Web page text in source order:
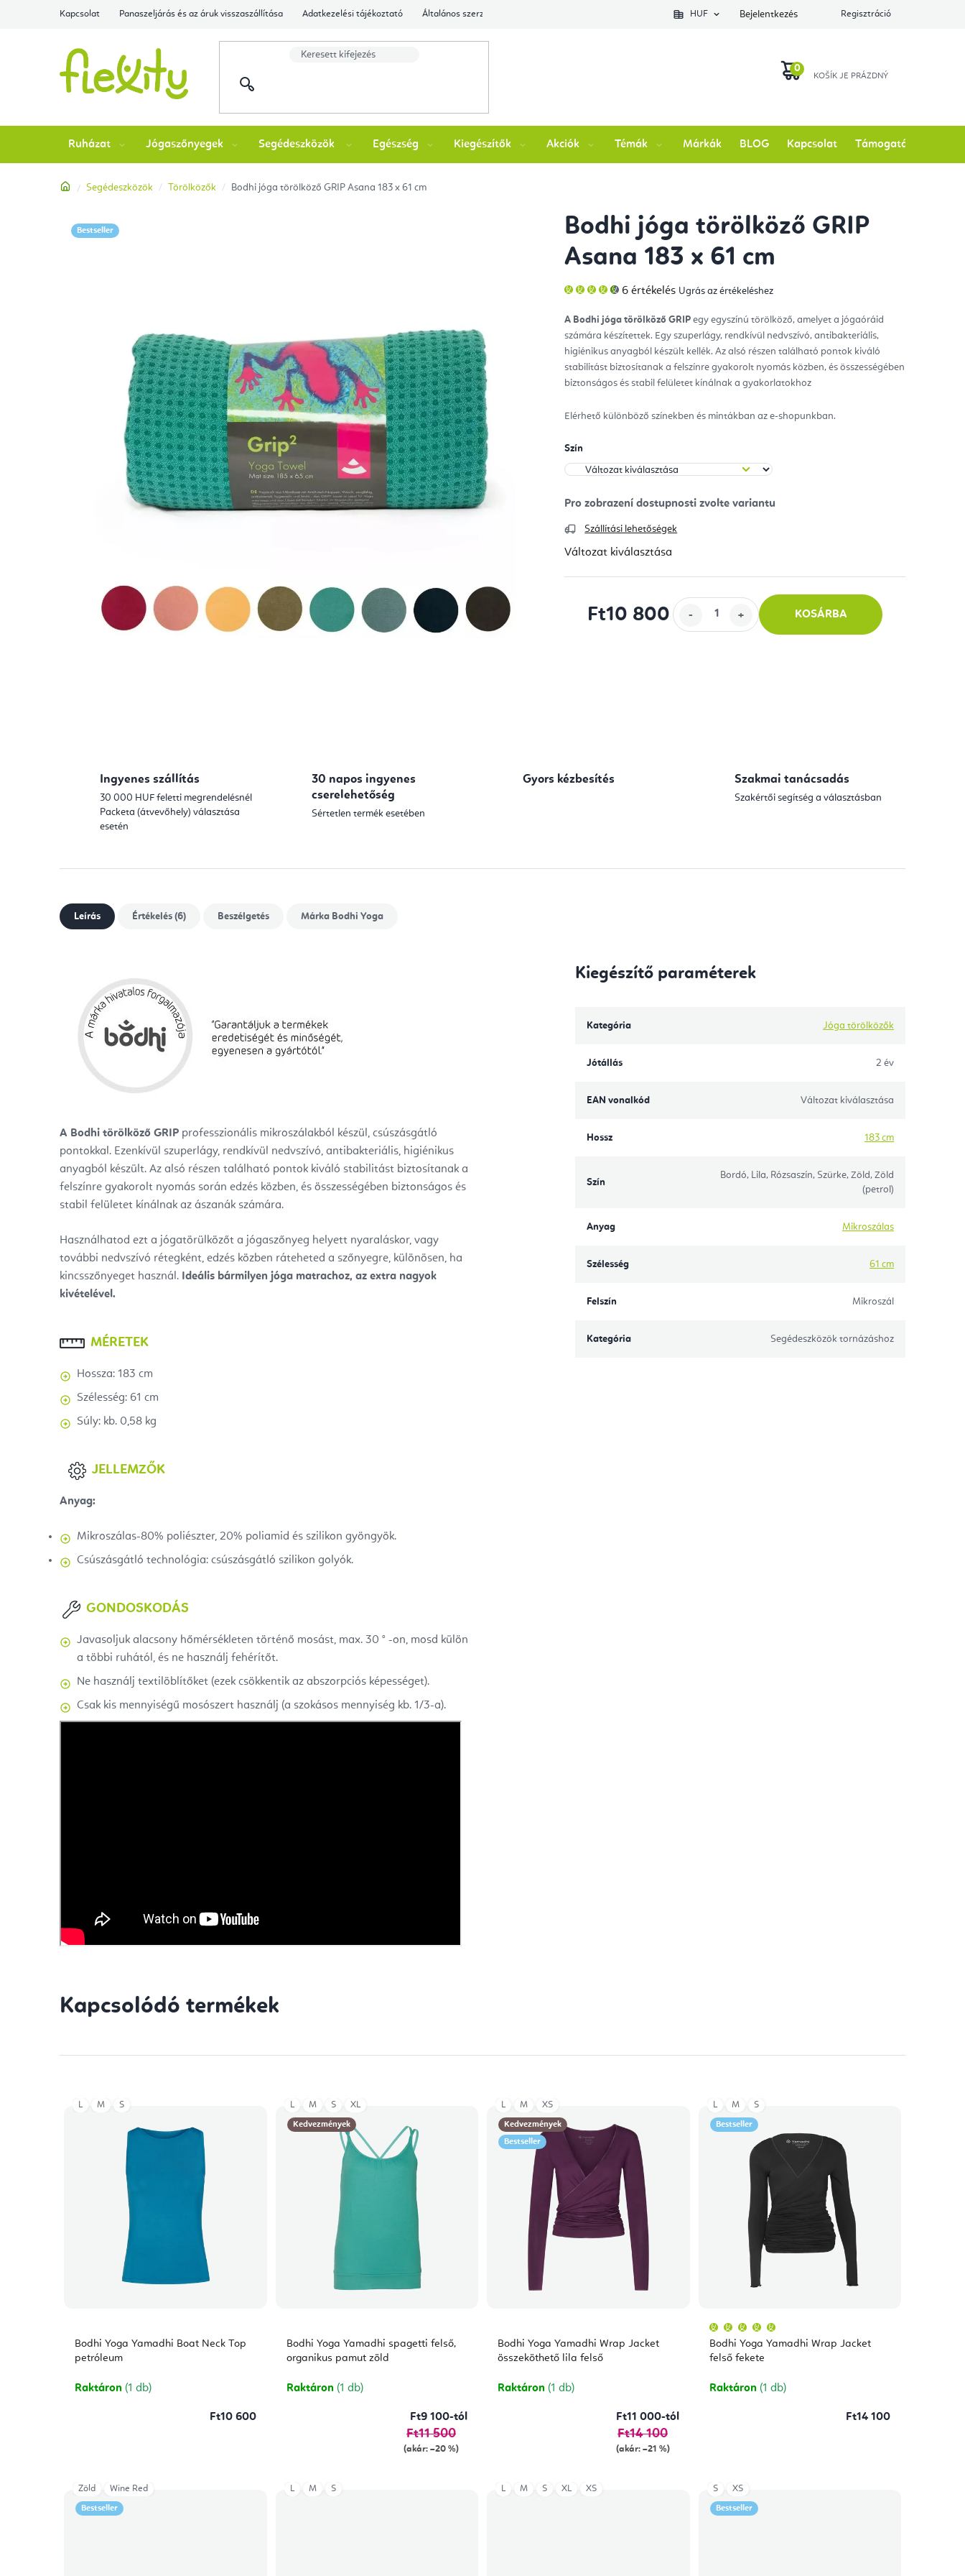
Kapcsolat Panaszeljárás és az áruk visszaszállítása Adatkezelési tájékoztató Általános szerződési feltételek Ellenőrizze a rendelés állapotátHUF Bejelentkezés Regisztráció
Ruházat Jógaszőnyegek Segédeszközök Egészség Kiegészítők Akciók Témák Márkák BLOG Kapcsolat Támogatás
Kezdőlap
Segédeszközök Törölközők Bodhi jóga törölköző GRIP Asana 183 x 61 cm
Bodhi jóga törölköző GRIP
Asana 183 x 61 cm
A
termék
5-
ből
4,8
csillag.
6 értékelés Ugrás az értékeléshez
A Bodhi jóga törölköző GRIP egy egyszínú törölköző, amelyet a jógaóráid
számára készítettek. Egy szuperlágy, rendkívül nedvszívó, antibakteriális,
higiénikus anyagból készült kellék. Az alsó részen található pontok kiváló
stabilitást biztosítanak a felszínre gyakorolt nyomás közben, és összességében
biztonságos és stabil felületet kínálnak a gyakorlatokhoz
Elérhető különböző színekben és mintákban az e-shopunkban.
Szín
Szállítási lehetőségek
Változat kiválasztása
Ft10 800 KOSÁRBA
Bestseller
Ingyenes szállítás
30 000 HUF feletti megrendelésnél
Packeta (átvevőhely) választása
esetén
30 napos ingyenes
cserelehetőség
Sértetlen termék esetében
Gyors kézbesítés Szakmai tanácsadás
Szakértői segítség a választásban
Leírás Értékelés (6) Beszélgetés Márka Bodhi Yoga
A Bodhi törölköző GRIP professzionális mikroszálakból készül, csúszásgátló
pontokkal. Ezenkívül szuperlágy, rendkívül nedvszívó, antibakteriális, higiénikus
anyagból készült. Az alsó részen található pontok kiváló stabilitást biztosítanak a
felszínre gyakorolt nyomás során edzés közben, és összességében biztonságos és
stabil felületet kínálnak az ászanák számára.
Használhatod ezt a jógatörülközőt a jógaszőnyeg helyett nyaraláskor, vagy
további nedvszívó rétegként, edzés közben ráteheted a szőnyegre, különösen, ha
kincsszőnyeget használ. Ideális bármilyen jóga matrachoz, az extra nagyok
kivételével.
MÉRETEK
Hossza: 183 cm
Szélesség: 61 cm
Súly: kb. 0,58 kg
JELLEMZŐK
Anyag:
Mikroszálas-80% poliészter, 20% poliamid és szilikon gyöngyök.
Csúszásgátló technológia: csúszásgátló szilikon golyók.
GONDOSKODÁS
Javasoljuk alacsony hőmérsékleten történő mosást, max. 30 ° -on, mosd külön
a többi ruhától, és ne használj fehérítőt.
Ne használj textilöblítőket (ezek csökkentik az abszorpciós képességet).
Csak kis mennyiségű mosószert használj (a szokásos mennyiség kb. 1/3-a).
Kiegészítő paraméterek
Kategória Jóga törölközők
Jótállás 2 év
EAN vonalkód Változat kiválasztása
Hossz 183 cm
Szín
Bordó, Lila, Rózsaszín, Szürke, Zöld, Zöld
(petrol)
Anyag Mikroszálas
Szélesség 61 cm
Felszín Mikroszál
Kategória Segédeszközök tornázáshoz
Kapcsolódó termékek
Bodhi Yoga Yamadhi Boat Neck Top
petróleum
Raktáron (1 db)
Ft10 600
L M S
Kedvezmények
Bodhi Yoga Yamadhi spagetti felső,
organikus pamut zöld
Raktáron (1 db)
Ft9 100-tól
Ft11 500
(akár: –20 %)
L M S XL
Kedvezmények
Bestseller
Bodhi Yoga Yamadhi Wrap Jacket
összeköthető lila felső
Raktáron (1 db)
Ft11 000-tól
Ft14 100
(akár: –21 %)
L M XS
Bestseller
Bodhi Yoga Yamadhi Wrap Jacket
felső fekete
átlagos
értékelése
csillag.
Raktáron (1 db)
Ft14 100
L M S
Bestseller
Zöld Wine Red L M S L M S XL XS
Bestseller
S XS